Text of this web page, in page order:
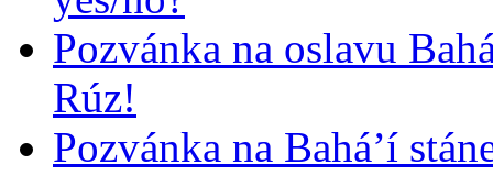
Pozvánka na oslavu
Rúz!
Pozvánka na Bahá’í